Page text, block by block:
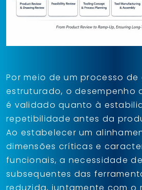
Por meio de um processo
estruturado, o desempenho
é validado quanto à
repetibilidade antes da
Ao estabelecer um
dimensões críticas e
funcionais, a necessidade
subsequentes das